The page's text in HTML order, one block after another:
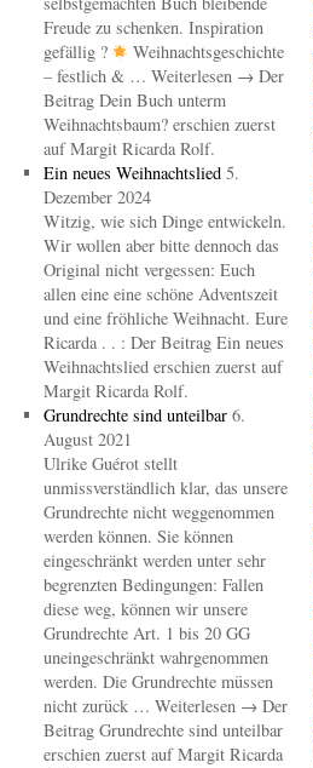
Freude zu schenken. Inspiration
gefällig ?
Weihnachtsgeschichte
– festlich & … Weiterlesen → Der
Beitrag Dein Buch unterm
Weihnachtsbaum? erschien zuerst
auf Margit Ricarda Rolf.
Ein neues Weihnachtslied 5.
Dezember 2024
Witzig, wie sich Dinge entwickeln.
Wir wollen aber bitte dennoch das
Original nicht vergessen: Euch
allen eine eine schöne Adventszeit
und eine fröhliche Weihnacht. Eure
Ricarda . . : Der Beitrag Ein neues
Weihnachtslied erschien zuerst auf
Margit Ricarda Rolf.
Grundrechte sind unteilbar 6.
August 2021
Ulrike Guérot stellt
unmissverständlich klar, das unsere
Grundrechte nicht weggenommen
werden können. Sie können
eingeschränkt werden unter sehr
begrenzten Bedingungen: Fallen
diese weg, können wir unsere
Grundrechte Art. 1 bis 20 GG
uneingeschränkt wahrgenommen
werden. Die Grundrechte müssen
nicht zurück … Weiterlesen → Der
Beitrag Grundrechte sind unteilbar
erschien zuerst auf Margit Ricarda